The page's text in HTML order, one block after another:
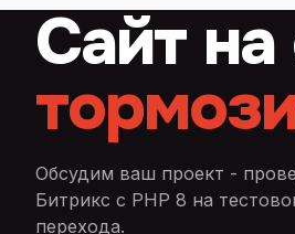
Сайт на
Обсудим ваш проект -
Битрикс с PHP 8 на
перехода.